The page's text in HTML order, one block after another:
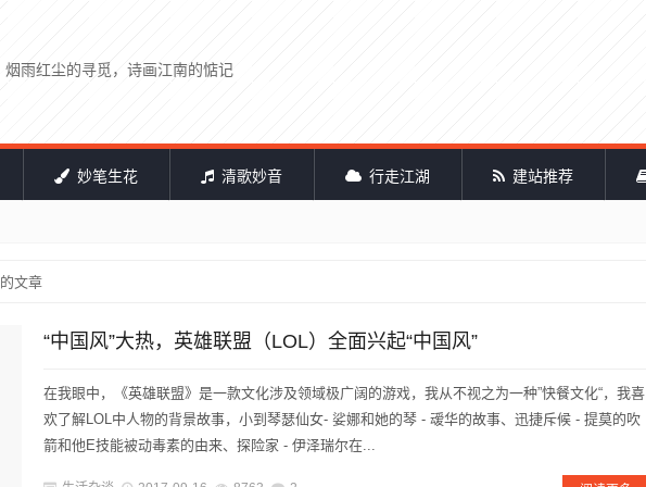
烟雨红尘的寻觅，诗画江南的惦记
妙笔生花 清歌妙音 行走江湖 建站推荐
的文章
“中国风”大热，英雄联盟（LOL）全面兴起“中国风”
在我眼中，《英雄联盟》是一款文化涉及领域极广阔的游戏，我从不视之为一种”快餐文化“，我喜
欢了解LOL中人物的背景故事，小到琴瑟仙女- 娑娜和她的琴 - 叆华的故事、迅捷斥候 - 提莫的吹
箭和他E技能被动毒素的由来、探险家 - 伊泽瑞尔在...